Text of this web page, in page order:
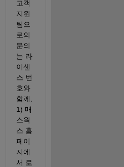
고객
지원
팀으
로의
문의
는 라
이센
스 번
호와
함께,
1) 매
스웍
스 홈
페이
지에
서 로